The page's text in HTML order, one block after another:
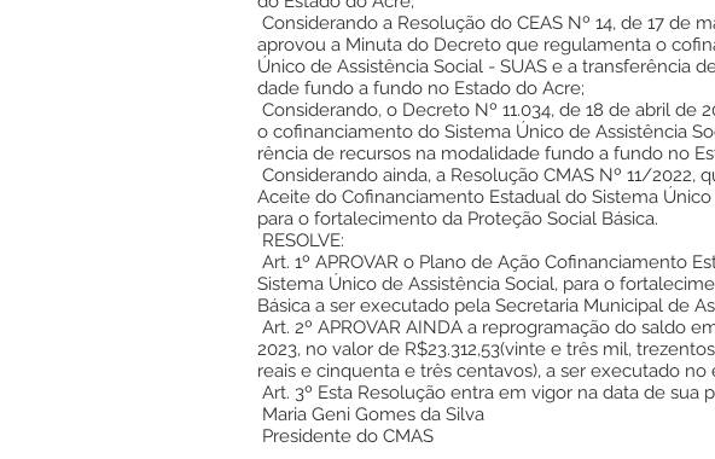
Considerando a Resolução do CEAS Nº 14, de 17 de
aprovou a Minuta do Decreto que regulamenta o
Único de Assistência Social - SUAS e a transferência
dade fundo a fundo no Estado do Acre;
Considerando, o Decreto Nº 11.034, de 18 de abril de
o cofinanciamento do Sistema Único de Assistência
rência de recursos na modalidade fundo a fundo no
Considerando ainda, a Resolução CMAS Nº 11/2022,
Aceite do Cofinanciamento Estadual do Sistema Único
para o fortalecimento da Proteção Social Básica.
RESOLVE:
Art. 1º APROVAR o Plano de Ação Cofinanciamento
Sistema Único de Assistência Social, para o
Básica a ser executado pela Secretaria Municipal de
Art. 2º APROVAR AINDA a reprogramação do saldo
2023, no valor de R$23.312,53(vinte e três mil,
reais e cinquenta e três centavos), a ser executado no
Art. 3º Esta Resolução entra em vigor na data de sua
Maria Geni Gomes da Silva
Presidente do CMAS